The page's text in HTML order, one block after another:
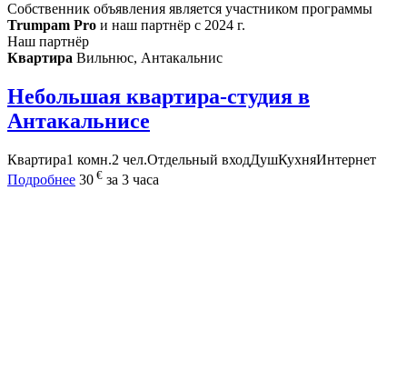
Собственник объявления является участником программы
Trumpam Pro и наш партнёр с 2024 г.
Наш партнёр
Квартира Вильнюс, Антакальнис
Небольшая квартира-студия в
Антакальнисе
Квартира1 комн.2 чел.Отдельный входДушКухняИнтернет
Подробнее 30 € за 3 часа